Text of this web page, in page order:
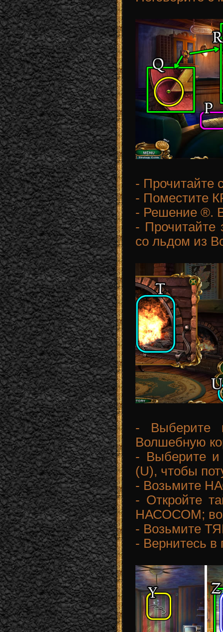
- Прочитайте
- Поместите
- Решение ®.
- Прочитайте
со льдом из
- Выберите
Волшебную
- Выберите и
(U), чтобы
- Возьмите
- Откройте
НАСОСОМ;
- Возьмите
- Вернитесь в